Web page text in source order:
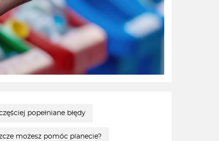
popełniane błędy
możesz pomóc planecie?